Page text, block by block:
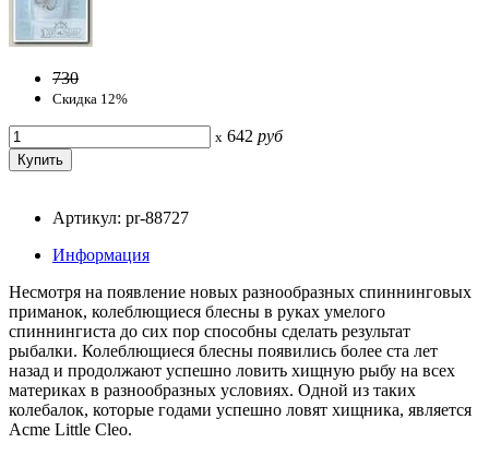
730
Скидка 12%
x 642 руб
Артикул: pr-88727
Информация
Несмотря на появление новых разнообразных спиннинговых
приманок, колеблющиеся блесны в руках умелого
спиннингиста до сих пор способны сделать результат
рыбалки. Колеблющиеся блесны появились более ста лет
назад и продолжают успешно ловить хищную рыбу на всех
материках в разнообразных условиях. Одной из таких
колебалок, которые годами успешно ловят хищника, является
Acme Little Cleo.